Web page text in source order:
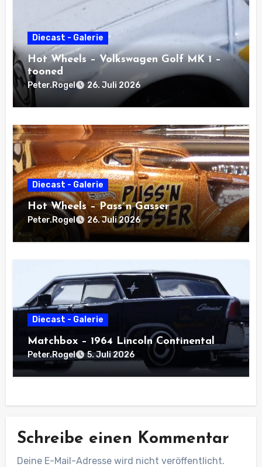
Diecast - Galerie
Hot Wheels – Volkswagen Golf MK 1 –
tooned
Peter.Rogel 26. Juli 2026
Diecast - Galerie
Hot Wheels – Pass´n Gasser
Peter.Rogel 26. Juli 2026
Diecast - Galerie
Matchbox – 1964 Lincoln Continental
Peter.Rogel 5. Juli 2026
Schreibe einen Kommentar
Deine E-Mail-Adresse wird nicht veröffentlicht.